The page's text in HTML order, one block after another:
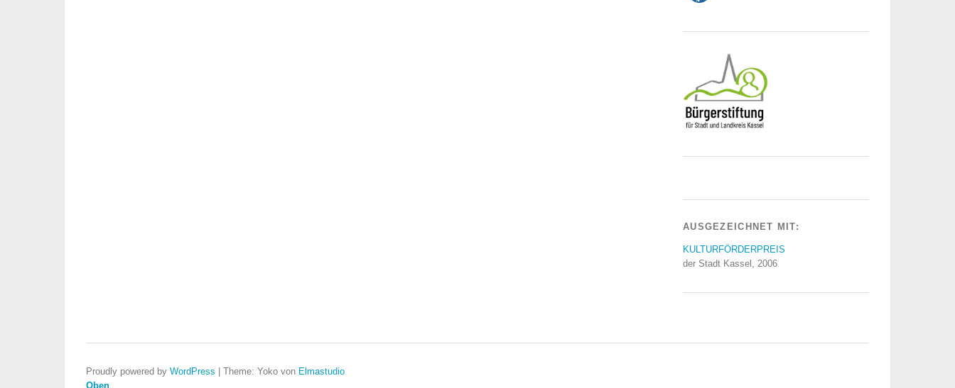
AUSGEZEICHNET MIT:
KULTURFÖRDERPREIS
der Stadt Kassel, 2006
Proudly powered by WordPress Theme: Yoko von Elmastudio
Oben